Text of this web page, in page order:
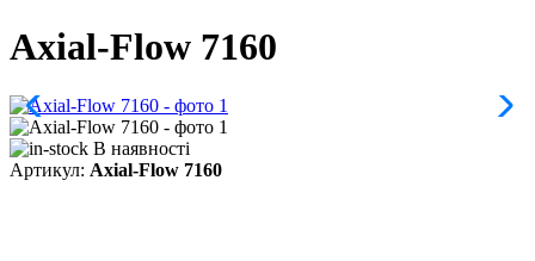
Axial-Flow 7160
В наявності
Артикул: Axial-Flow 7160